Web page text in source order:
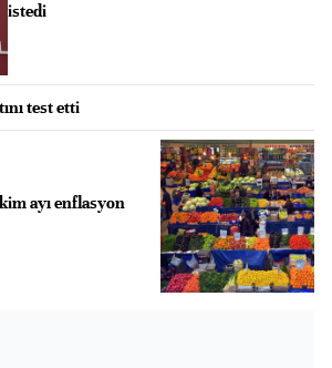
istedi
test etti
ayı enflasyon